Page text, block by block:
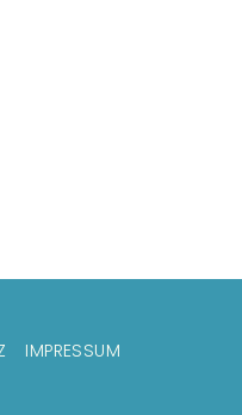
IMPRESSUM